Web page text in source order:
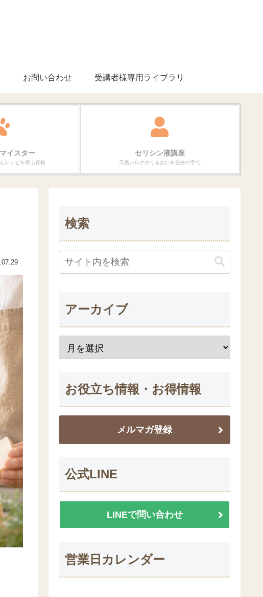
お問い合わせ 受講者様専用ライブラリ
イスター
レシピを学ぶ資格
セリシン液講座
天然シルクのうるおいを自分の手で
検索
アーカイブ
お役立ち情報・お得情報
メルマガ登録
公式LINE
LINEで問い合わせ
営業日カレンダー